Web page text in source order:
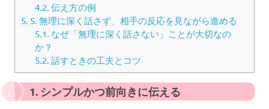
4.2. 伝え方の例
5. 5. 無理に深く話さず、相手の反応を見ながら進める
5.1. なぜ「無理に深く話さない」ことが大切なの
か？
5.2. 話すときの工夫とコツ
1. シンプルかつ前向きに伝える